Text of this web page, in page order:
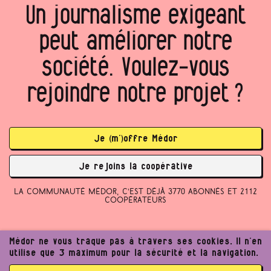
Un journalisme exigeant
peut améliorer notre
société. Voulez‑vous
rejoindre notre projet ?
Je (m’)offre Médor
Je rejoins la coopérative
La communauté Médor, c’est déjà 3770 abonnés et 2112
coopérateurs
Médor ne vous traque pas à travers ses cookies. Il n’en
utilise que 3 maximum pour la sécurité et la navigation.